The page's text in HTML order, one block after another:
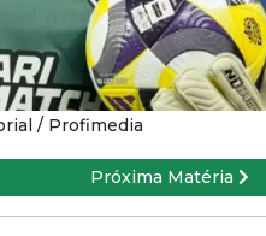
/ Profimedia
Próxima Matéria